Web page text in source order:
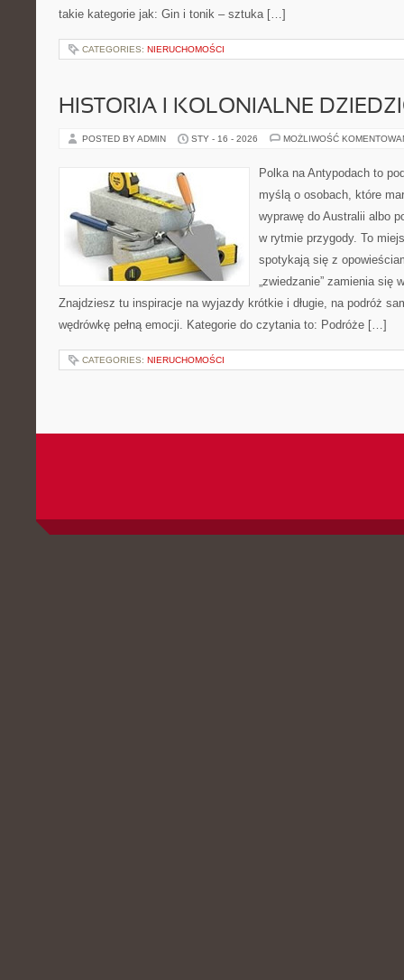
takie kategorie jak: Gin i tonik – sztuka […]
CATEGORIES: NIERUCHOMOŚCI
HISTORIA I KOLONIALNE
POSTED BY ADMIN STY - 16 - 2026 MOŻLIWOŚĆ
Polka na Antypodach to
myślą o osobach, które
wyprawę do Australii albo
w rytmie przygody. To
spotykają się z
„zwiedzanie” zamienia się
Znajdziesz tu inspiracje na wyjazdy krótkie i długie, na podróż
wędrówkę pełną emocji. Kategorie do czytania to: Podróże […]
CATEGORIES: NIERUCHOMOŚCI